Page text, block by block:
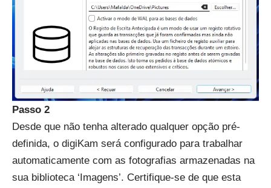
Passo 2
Desde que não tenha alterado qualquer opção pré-
definida, o digiKam será configurado para trabalhar
automaticamente com as fotografias armazenadas na
sua biblioteca ‘Imagens’. Certifique-se de que esta